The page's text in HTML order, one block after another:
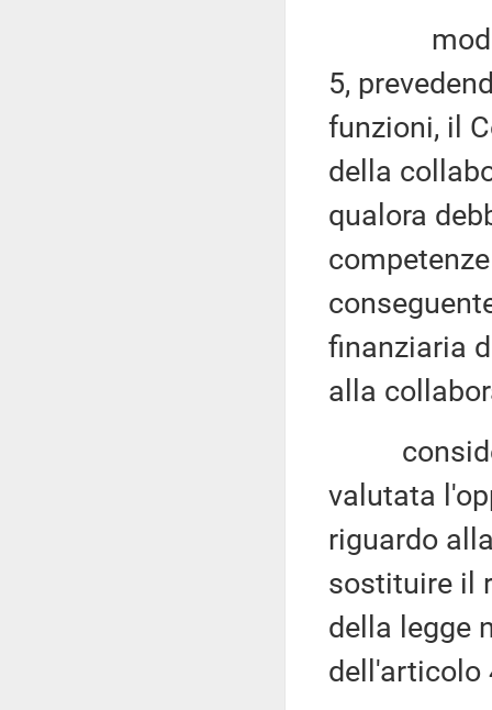
5,
funzioni, il
della
qualora
finanziaria
alla
valutata
riguardo
sostituire il
della legge
dell'articolo